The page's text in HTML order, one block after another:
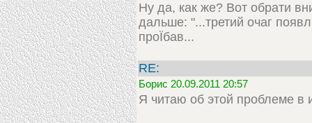
Ну да, как же? Вот обрати
дальше: "...третий очаг
проЇбав...
RE:
Борис 20.09.2011 20:57
Я читаю об этой проблеме в